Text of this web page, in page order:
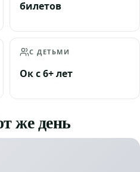
билетов
С ДЕТЬМИ
Ок с 6+ лет
же день